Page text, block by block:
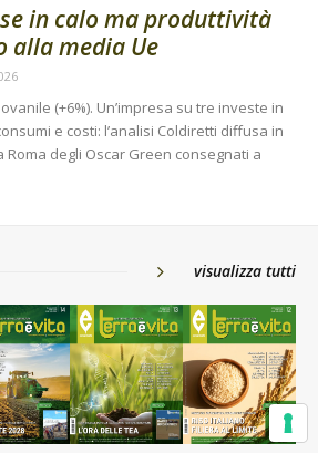
in calo ma produttività
alla media Ue
(+6%). Un’impresa su tre investe in
e costi: l’analisi Coldiretti diffusa in
degli Oscar Green consegnati a
visualizza tutti